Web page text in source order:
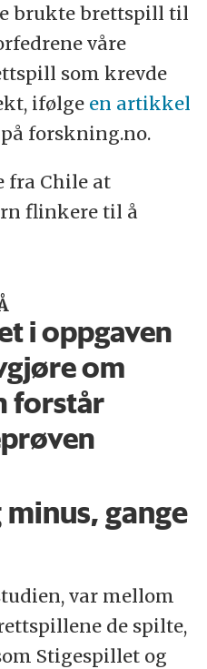
brukte brettspill til
våre
som krevde
ifølge en artikkel
forskning.no.
fra Chile at
flinkere til å
i oppgaven
om
forstår
minus, gange
var mellom
de spilte,
Stigespillet og